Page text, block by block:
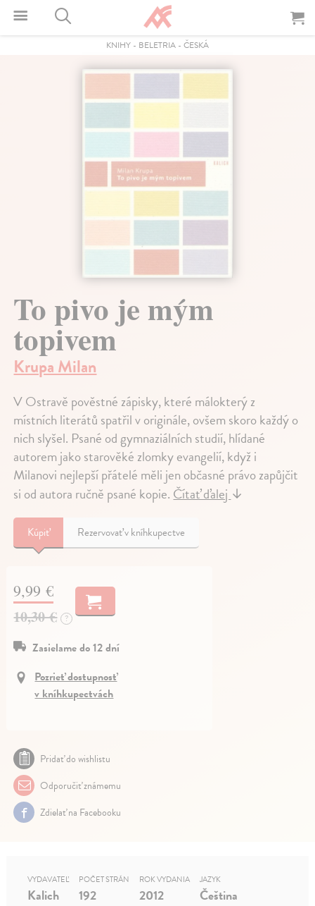
KNIHY - BELETRIA - ČESKÁ
To pivo je mým
topivem
Krupa Milan
V Ostravě pověstné zápisky, které málokterý z
místních literátů spatřil v originále, ovšem skoro každý o
nich slyšel. Psané od gymnaziálních studií, hlídané
autorem jako starověké zlomky evangelií, když i
Milanovi nejlepší přátelé měli jen občasné právo zapůjčit
si od autora ručně psané kopie.Čítať ďalej↓
Kúpiť Rezervovať v kníhkupectve
9,99 €
10,30 € ?
Zasielame do 12 dní
Pozrieť dostupnosť
v kníhkupectvách
Pridať do wishlistu
Odporučiť známemu
Zdielať na Facebooku
VYDAVATEĽ
Kalich
POČET STRÁN
192
ROK VYDANIA
2012
JAZYK
Čeština